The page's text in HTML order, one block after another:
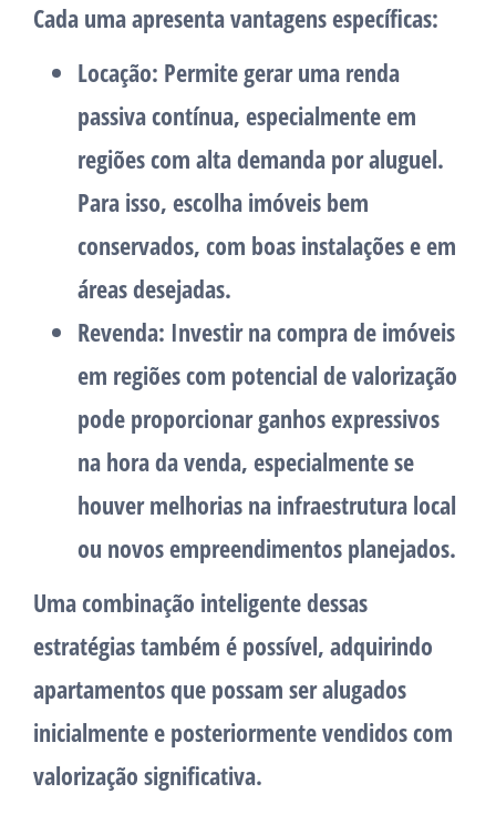
Cada uma apresenta vantagens específicas:
Locação: Permite gerar uma renda
passiva contínua, especialmente em
regiões com alta demanda por aluguel.
Para isso, escolha imóveis bem
conservados, com boas instalações e em
áreas desejadas.
Revenda: Investir na compra de imóveis
em regiões com potencial de valorização
pode proporcionar ganhos expressivos
na hora da venda, especialmente se
houver melhorias na infraestrutura local
ou novos empreendimentos planejados.
Uma combinação inteligente dessas
estratégias também é possível, adquirindo
apartamentos que possam ser alugados
inicialmente e posteriormente vendidos com
valorização significativa.